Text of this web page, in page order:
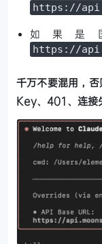
https://
如果是
https://
千万不要混用，
Key、401、连接